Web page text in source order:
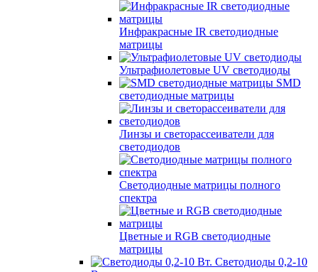
Инфракрасные IR светодиодные
матрицы
Ультрафиолетовые UV светодиоды
SMD
светодиодные матрицы
Линзы и светорассеиватели для
светодиодов
Светодиодные матрицы полного
спектра
Цветные и RGB светодиодные
матрицы
Светодиоды 0,2-10